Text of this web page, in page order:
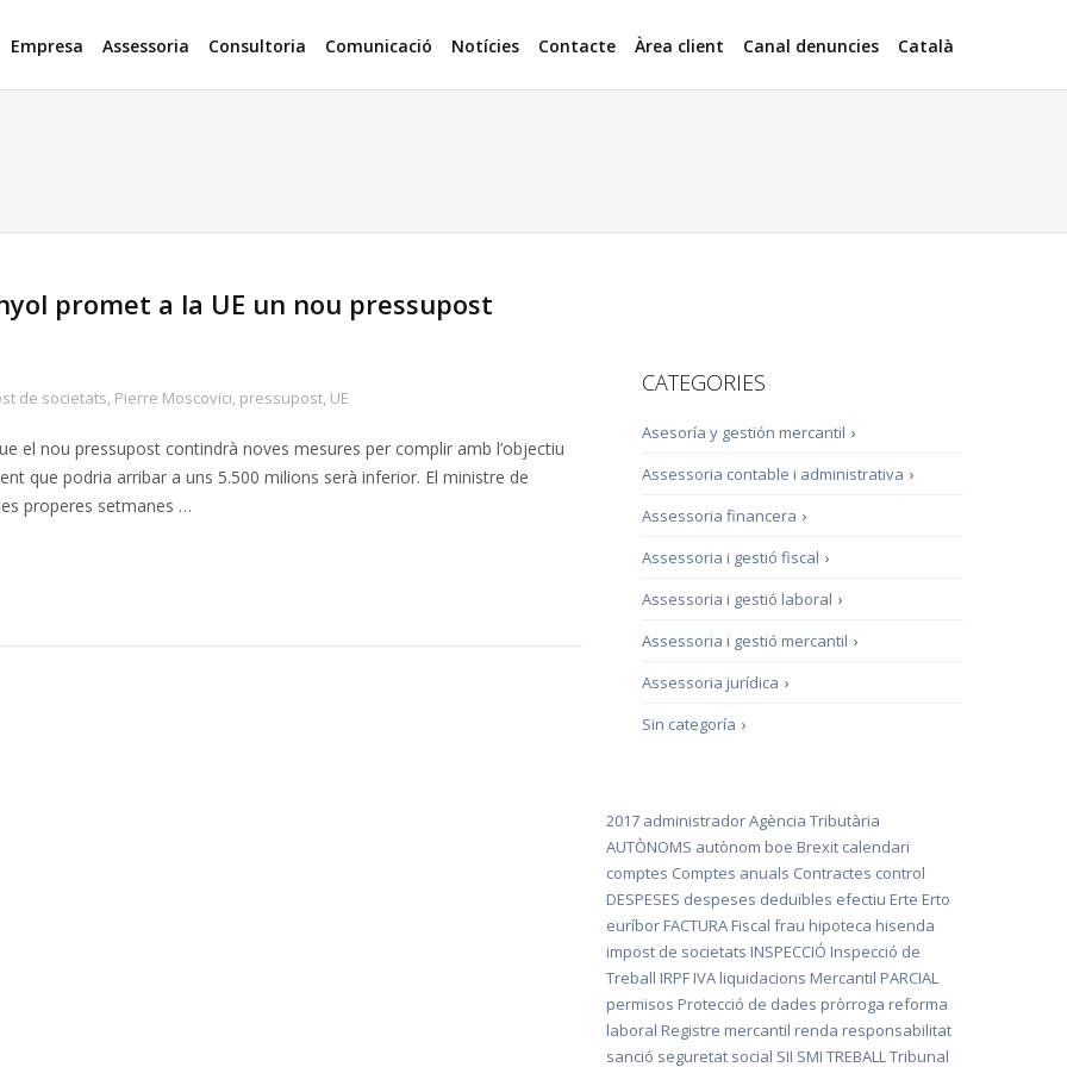
Empresa Assessoria Consultoria Comunicació Notícies Contacte Àrea client Canal denuncies Català
promet a la UE un nou pressupost
de societats, Pierre Moscovici, pressupost, UE
el nou pressupost contindrà noves mesures per complir amb l’objectiu
que podria arribar a uns 5.500 milions serà inferior. El ministre de
properes setmanes …
CATEGORIES
›
Asesoría y gestión mercantil
›
Assessoria contable i administrativa
›
Assessoria financera
›
Assessoria i gestió fiscal
›
Assessoria i gestió laboral
›
Assessoria i gestió mercantil
›
Assessoria jurídica
›
Sin categoría
2017 administradorAgència Tributària
AUTÒNOMS autònom boe Brexit calendari
comptes Comptes anuals Contractes control
DESPESES despeses deduïbles efectiu Erte Erto
euríbor FACTURA Fiscal frau hipoteca hisenda
impost de societats INSPECCIÓ Inspecció de
Treball IRPF IVA liquidacions Mercantil PARCIAL
permisos Protecció de dades pròrroga reforma
laboral Registre mercantil renda responsabilitat
sanció seguretat social SII SMI TREBALLTribunal